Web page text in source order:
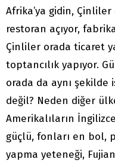
Afrika’ya gidin,
restoran açıyor,
Çinliler orada ticaret
toptancılık yapıyor.
orada da aynı şekilde
değil? Neden diğer
Amerikalıların
güçlü, fonları en bol,
yapma yeteneği,